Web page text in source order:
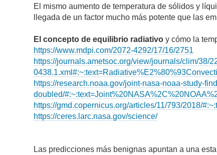
El mismo aumento de temperatura de sólidos y
llegada de un factor mucho más potente que las
El concepto de equilibrio radiativo y cómo la
https://www.mdpi.com/2072-4292/17/16/2751
https://journals.ametsoc.org/view/journals/clim/38/
https://research.noaa.gov/joint-nasa-noaa-study-
doubled/
https://gmd.copernicus.org/articles/11/793/2018/
https://ceres.larc.nasa.gov/science/
Las predicciones más benignas apuntan a una